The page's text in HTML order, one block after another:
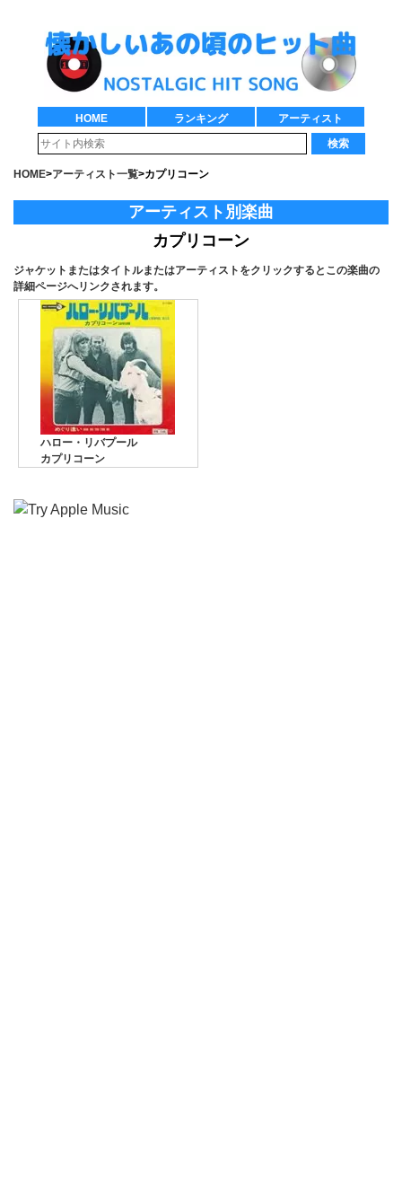
HOME ランキング
アーティスト
検索
HOME>アーティスト一覧>カプリコーン
アーティスト別楽曲
カプリコーン
ジャケットまたはタイトルまたはアーティストをクリックするとこの楽曲の
詳細ページへリンクされます。
ハロー・リバプール
カプリコーン